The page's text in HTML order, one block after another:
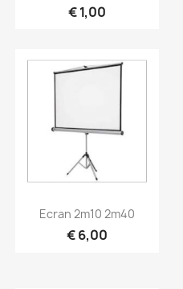
€ 1,00
Snel bekijken
Ecran 2m10 2m40
€ 6,00